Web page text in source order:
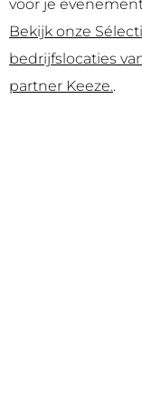
voor je
Bekijk onze
bedrijfslocaties
partner Keeze..